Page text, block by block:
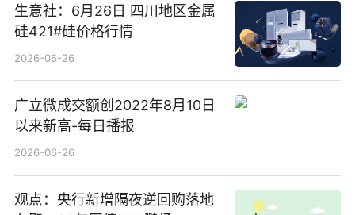
生意社：6月26日 四川地区金属
硅421#硅价格行情
2026-06-26
广立微成交额创2022年8月10日
以来新高-每日播报
2026-06-26
观点：央行新增隔夜逆回购落地